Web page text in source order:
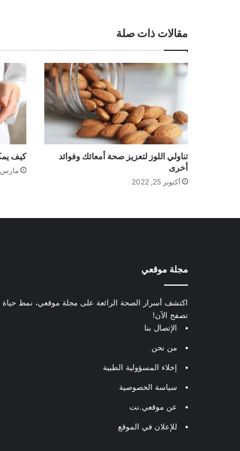
مقالات ذات صلة
تناولي اللوز لتعزيز صحة أمعائك وفوائد
أخرى
أكتوبر 25, 2022
كيف
مارس 25, 2021
مجلة موقعي
اكتشف أسرار الصحة الرائعة على مجلة موقعي، نمط
تصفح الآن!
الإتصال بنا
من نحن
إخلاء المسؤولية الطبية
سياسة الخصوصية
عن موقعي.نت
للإعلان في الموقع